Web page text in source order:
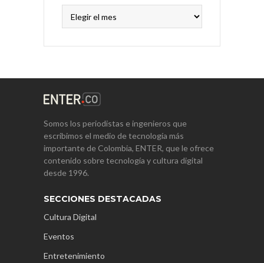
Somos los periodistas e ingenieros que
escribimos el medio de tecnología más
importante de Colombia, ENTER, que le ofrece
contenido sobre tecnología y cultura digital
desde 1996.
SECCIONES DESTACADAS
Cultura Digital
Eventos
Entretenimiento